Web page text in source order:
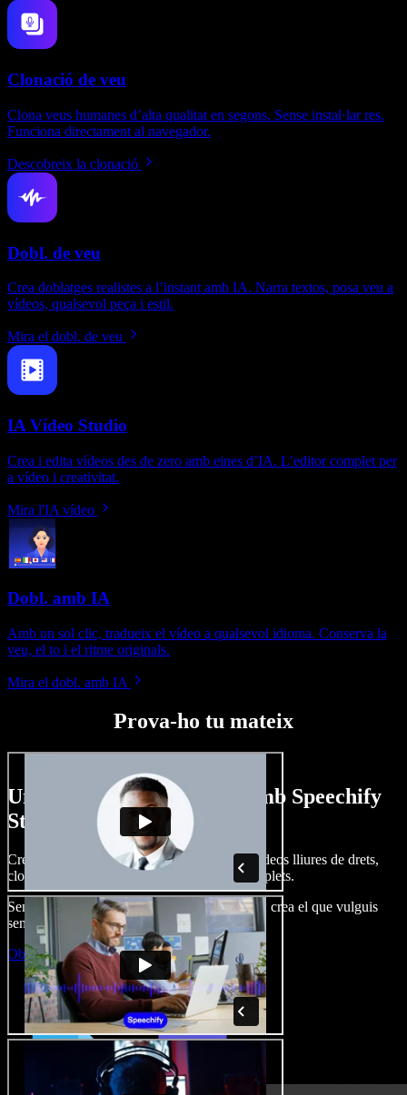
Clonació de veu
Clona veus humanes d’alta qualitat en segons. Sense instal·lar res.
Funciona directament al navegador.
Descobreix la clonació
Dobl. de veu
Crea doblatges realistes a l’instant amb IA. Narra textos, posa veu a
vídeos, qualsevol peça i estil.
Mira el dobl. de veu
IA Vídeo Studio
Crea i edita vídeos des de zero amb eines d’IA. L’editor complet per
a vídeo i creativitat.
Mira l'IA vídeo
Dobl. amb IA
Amb un sol clic, tradueix el vídeo a qualsevol idioma. Conserva la
veu, el to i el ritme originals.
Mira el dobl. amb IA
Prova-ho tu mateix
Un tastet del que pots fer amb Speechify
Studio.
Crea dobl. de veu, afegeix imatges, àudio, vídeos lliures de drets,
clona veus i munta projectes multimèdia complets.
Sense corba d’aprenentatge, tot al navegador: crea el que vulguis
sense els límits de sempre.
Obre l'Studio